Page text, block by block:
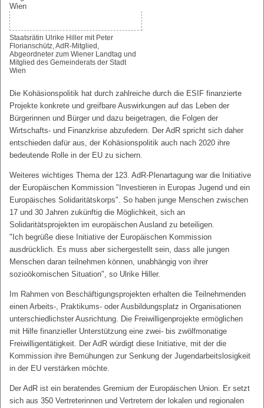
Staatsrätin Ulrike Hiller mit Peter
Florianschütz, AdR-Mitglied,
Abgeordneter zum Wiener Landtag und
Mitglied des Gemeinderats der Stadt
Wien
Die Kohäsionspolitik hat durch zahlreiche durch die ESIF finanzierte
Projekte konkrete und greifbare Auswirkungen auf das Leben der
Bürgerinnen und Bürger und dazu beigetragen, die Folgen der
Wirtschafts- und Finanzkrise abzufedern. Der AdR spricht sich daher
entschieden dafür aus, der Kohäsionspolitik auch nach 2020 ihre
bedeutende Rolle in der EU zu sichern.
Weiteres wichtiges Thema der 123. AdR-Plenartagung war die Initiative
der Europäischen Kommission "Investieren in Europas Jugend und ein
Europäisches Solidaritätskorps". So haben junge Menschen zwischen
17 und 30 Jahren zukünftig die Möglichkeit, sich an
Solidaritätsprojekten im europäischen Ausland zu beteiligen.
"Ich begrüße diese Initiative der Europäischen Kommission
ausdrücklich. Es muss aber sichergestellt sein, dass alle jungen
Menschen daran teilnehmen können, unabhängig von ihrer
sozioökomischen Situation", so Ulrike Hiller.
Im Rahmen von Beschäftigungsprojekten erhalten die Teilnehmenden
einen Arbeits-, Praktikums- oder Ausbildungsplatz in Organisationen
unterschiedlichster Ausrichtung. Die Freiwilligenprojekte ermöglichen
mit Hilfe finanzieller Unterstützung eine zwei- bis zwölfmonatige
Freiwilligentätigkeit. Der AdR würdigt diese Initiative, mit der die
Kommission ihre Bemühungen zur Senkung der Jugendarbeitslosigkeit
in der EU verstärken möchte.
Der AdR ist ein beratendes Gremium der Europäischen Union. Er setzt
sich aus 350 Vertreterinnen und Vertretern der lokalen und regionalen